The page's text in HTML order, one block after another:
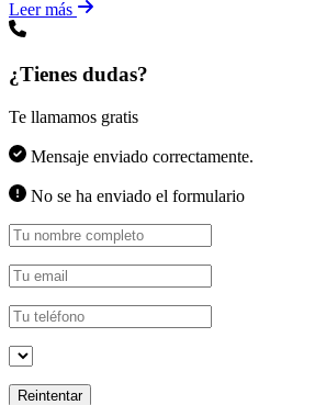
Leer más
¿Tienes dudas?
Te llamamos gratis
Mensaje enviado correctamente.
No se ha enviado el formulario
Reintentar